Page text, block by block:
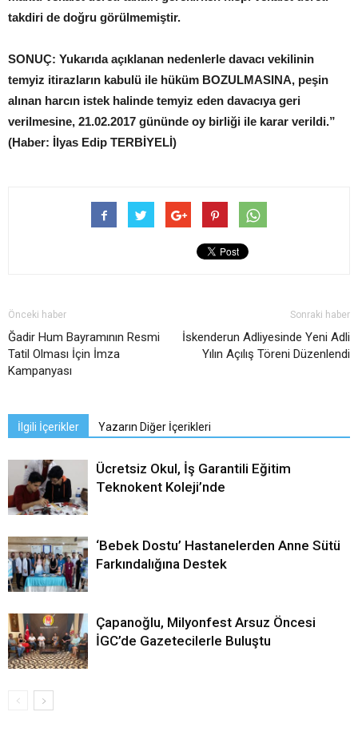
takdiri de doğru görülmemiştir.
SONUÇ: Yukarıda açıklanan nedenlerle davacı vekilinin
temyiz itirazların kabulü ile hüküm BOZULMASINA, peşin
alınan harcın istek halinde temyiz eden davacıya geri
verilmesine, 21.02.2017 gününde oy birliği ile karar verildi.”
(Haber: İlyas Edip TERBİYELİ)
Önceki haber
Ğadir Hum Bayramının Resmi
Tatil Olması İçin İmza
Kampanyası
Sonraki haber
İskenderun Adliyesinde Yeni Adli
Yılın Açılış Töreni Düzenlendi
İlgili İçerikler Yazarın Diğer İçerikleri
Ücretsiz Okul, İş Garantili Eğitim
Teknokent Koleji’nde
‘Bebek Dostu’ Hastanelerden Anne Sütü
Farkındalığına Destek
Çapanoğlu, Milyonfest Arsuz Öncesi
İGC’de Gazetecilerle Buluştu